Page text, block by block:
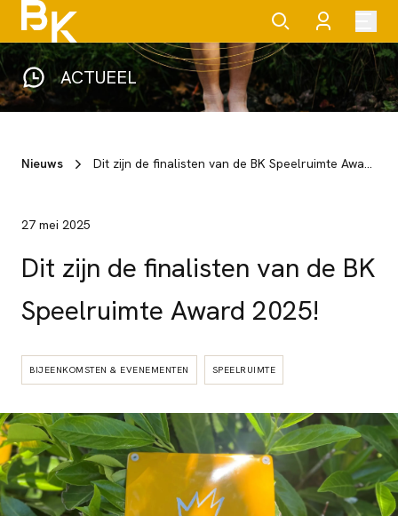
ACTUEEL
Nieuws Dit zijn de finalisten van de BK Speelruimte Award 2025!
27 mei 2025
Dit zijn de finalisten van de BK
Speelruimte Award 2025!
BIJEENKOMSTEN & EVENEMENTEN SPEELRUIMTE